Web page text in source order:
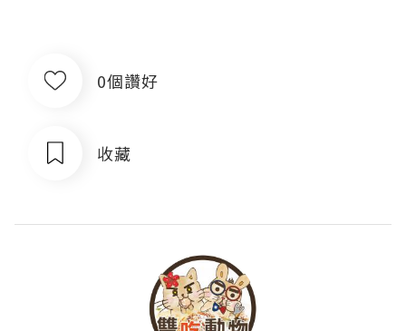
0個讚好
收藏